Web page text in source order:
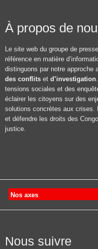
À propos de
Le site web du groupe de presse
référence en matière
distinguons par notre approche
des conflits et d’investigation
tensions sociales et des
éclairer les citoyens sur des
solutions concrètes aux crises.
et défendre les droits des
justice.
Nos axes
Nous suivre